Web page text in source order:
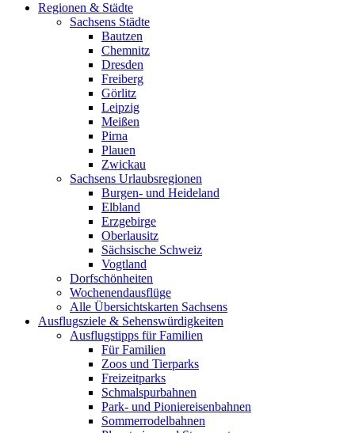
Regionen & Städte
Sachsens Städte
Bautzen
Chemnitz
Dresden
Freiberg
Görlitz
Leipzig
Meißen
Pirna
Plauen
Zwickau
Sachsens Urlaubsregionen
Burgen- und Heideland
Elbland
Erzgebirge
Oberlausitz
Sächsische Schweiz
Vogtland
Dorfschönheiten
Wochenendausflüge
Alle Übersichtskarten Sachsens
Ausflugsziele & Sehenswürdigkeiten
Ausflugstipps für Familien
Für Familien
Zoos und Tierparks
Freizeitparks
Schmalspurbahnen
Park- und Pioniereisenbahnen
Sommerrodelbahnen